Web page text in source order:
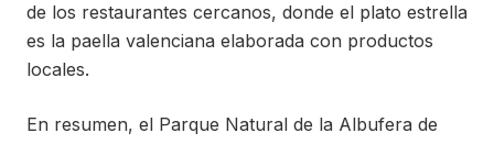
de los restaurantes cercanos, donde el plato estrella
es la paella valenciana elaborada con productos
locales.
En resumen, el Parque Natural de la Albufera de